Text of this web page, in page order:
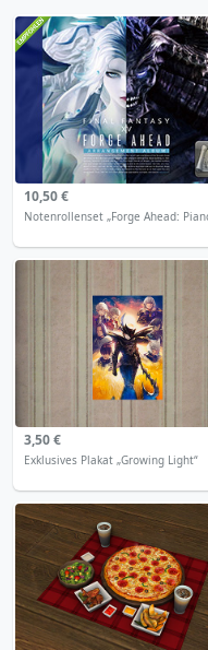
10,50 €
Notenrollenset „Forge Ahead:
3,50 €
Exklusives Plakat „Growing Light“